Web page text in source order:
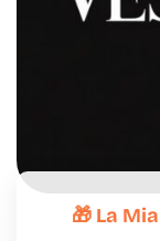
🎁 La